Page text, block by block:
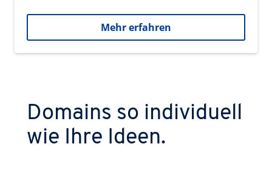
Mehr erfahren
Domains so individuell
wie Ihre Ideen.